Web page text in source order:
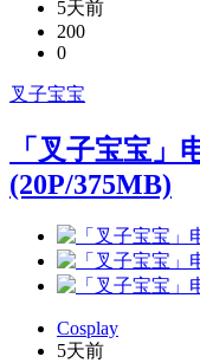
5天前
200
0
叉子宝宝
「叉子宝宝」
(20P/375MB)
Cosplay
5天前